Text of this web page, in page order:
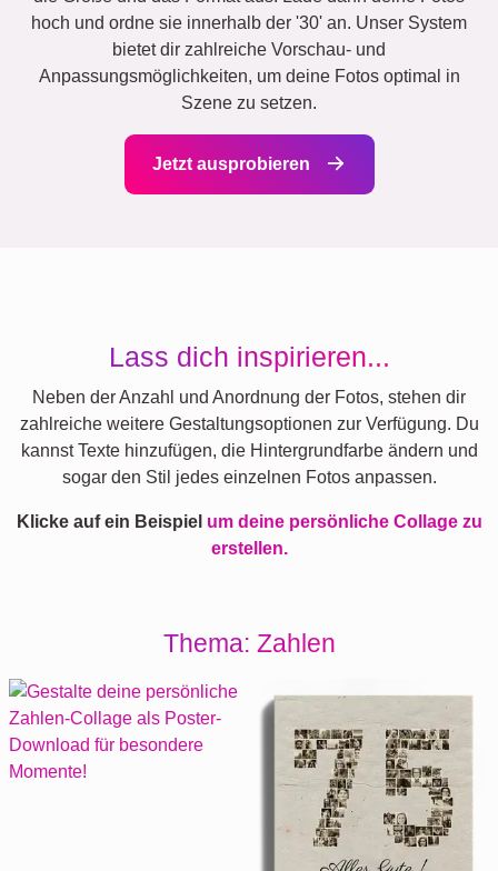
hoch und ordne sie innerhalb der '30' an. Unser System
bietet dir zahlreiche Vorschau- und
Anpassungsmöglichkeiten, um deine Fotos optimal in
Szene zu setzen.
Jetzt ausprobieren
Lass dich inspirieren...
Neben der Anzahl und Anordnung der Fotos, stehen dir
zahlreiche weitere Gestaltungsoptionen zur Verfügung. Du
kannst Texte hinzufügen, die Hintergrundfarbe ändern und
sogar den Stil jedes einzelnen Fotos anpassen.
Klicke auf ein Beispiel um deine persönliche Collage zu
erstellen.
Thema: Zahlen